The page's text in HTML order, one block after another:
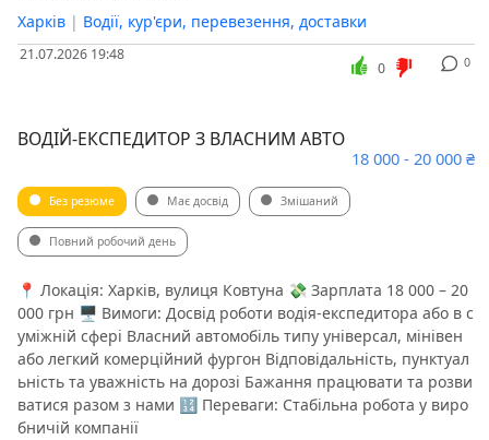
Харків | Водії, кур'єри, перевезення, доставки
21.07.2026 19:48 0
0
ВОДІЙ-ЕКСПЕДИТОР З ВЛАСНИМ АВТО
18 000 - 20 000 ₴
Без резюме Має досвід Змішаний
Повний робочий день
📍 Локація: Харків, вулиця Ковтуна 💸 Зарплата 18 000 – 20
000 грн 🖥 Вимоги: Досвід роботи водія-експедитора або в с
уміжній сфері Власний автомобіль типу універсал, мінівен
або легкий комерційний фургон Відповідальність, пунктуал
ьність та уважність на дорозі Бажання працювати та розви
ватися разом з нами 🔢 Переваги: Стабільна робота у виро
бничій компанії